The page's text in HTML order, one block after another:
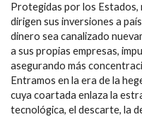
Protegidas por los Estados,
dirigen sus inversiones a
dinero sea canalizado
a sus propias empresas,
asegurando más
Entramos en la era de la
cuya coartada enlaza la
tecnológica, el descarte, la